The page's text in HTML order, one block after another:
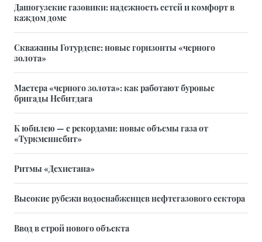
Дашогузские газовики: надежность сетей и комфорт в
каждом доме
Скважины Готурдепе: новые горизонты «черного
золота»
Мастера «черного золота»: как работают буровые
бригады Небитдага
К юбилею — с рекордами: новые объемы газа от
«Туркменнебит»
Ритмы «Дехистана»
Высокие рубежи водоснабженцев нефтегазового сектора
Ввод в строй нового объекта